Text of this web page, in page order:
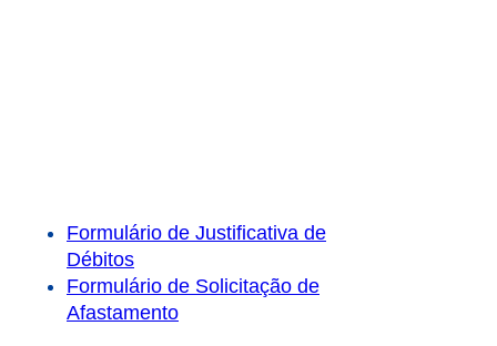
Formulário de Justificativa de
Débitos
Formulário de Solicitação de
Afastamento